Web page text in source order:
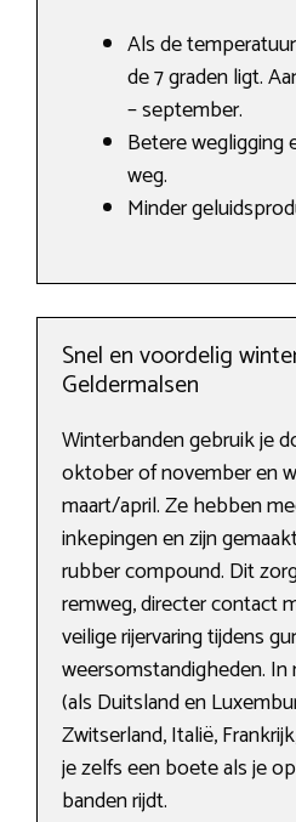
Als de
de 7 graden ligt.
– september.
Betere wegligging
weg.
Minder
Snel en voordelig
Geldermalsen
Winterbanden gebruik je
oktober of november en
maart/april. Ze hebben
inkepingen en zijn
rubber compound. Dit
remweg, directer contact
veilige rijervaring tijdens
weersomstandigheden. In
(als Duitsland en
Zwitserland, Italië,
je zelfs een boete als je
banden rijdt.